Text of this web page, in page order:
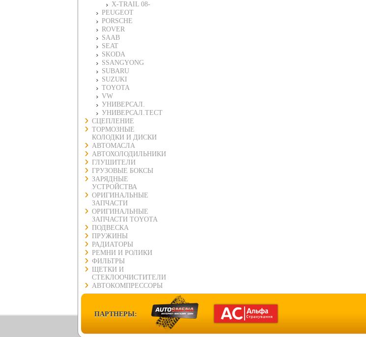
X-TRAIL 08-
PEUGEOT
PORSCHE
ROVER
SAAB
SEAT
SKODA
SSANGYONG
SUBARU
SUZUKI
TOYOTA
VW
УНИВЕРСАЛ.
УНИВЕРСАЛ.ТЕСТ
СЦЕПЛЕНИЕ
ТОРМОЗНЫЕ
КОЛОДКИ И ДИСКИ
АВТОМАСЛА
АВТОХОЛОДИЛЬНИКИ
ГЛУШИТЕЛИ
ГРУЗОВЫЕ БОКСЫ
ЗАРЯДНЫЕ
УСТРОЙСТВА
ОРИГИНАЛЬНЫЕ
ЗАПЧАСТИ
ОРИГИНАЛЬНЫЕ
ЗАПЧАСТИ TOYOTA
ПОДВЕСКА
ПРУЖИНЫ
РАДИАТОРЫ
РЕМНИ И РОЛИКИ
ФИЛЬТРЫ
ЩЕТКИ И
СТЕКЛООЧИСТИТЕЛИ
АВТОКОМПРЕССОРЫ
ПАРТНЕРЫ: